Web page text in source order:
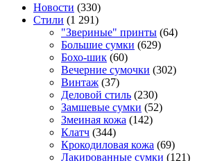
Новости (330)
Стили (1 291)
"Звериные" принты (64)
Большие сумки (629)
Бохо-шик (60)
Вечерние сумочки (302)
Винтаж (37)
Деловой стиль (230)
Замшевые сумки (52)
Змеиная кожа (142)
Клатч (344)
Крокодиловая кожа (69)
Лакированные сумки (121)